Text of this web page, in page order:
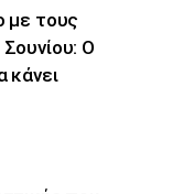
με τους
Ο
κάνει